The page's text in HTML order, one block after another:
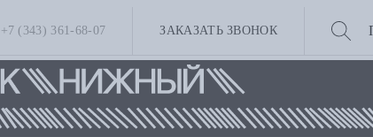
+7 (343) 361-68-07 ЗАКАЗАТЬ ЗВОНОК